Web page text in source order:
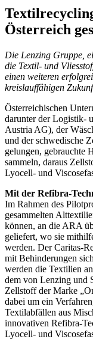
Österreich
Die Lenzing Gruppe,
die Textil- und
einen weiteren
kreislauffähigen
Österreichischen
darunter der Logistik-
Austria AG), der
und der schwedische
gelungen, gebrauchte
sammeln, daraus
Lyocell- und
Mit der Refibra-
Im Rahmen des
gesammelten
können, an die ARA
geliefert, wo sie
werden. Der Caritas-
mit Behinderungen
werden die Textilien
dem von Lenzing und
Zellstoff der Marke
dabei um ein
Textilabfällen aus
innovativen Refibra-
Lyocell- und